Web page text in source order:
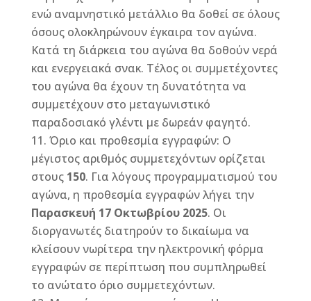
ενώ αναμνηστικό μετάλλιο θα δοθεί σε όλους
όσους ολοκληρώνουν έγκαιρα τον αγώνα.
Κατά τη διάρκεια του αγώνα θα δοθούν νερά
και ενεργειακά σνακ. Τέλος οι συμμετέχοντες
του αγώνα θα έχουν τη δυνατότητα να
συμμετέχουν στο μεταγωνιστικό
παραδοσιακό γλέντι με δωρεάν φαγητό.
Όριο και προθεσμία εγγραφών: Ο
μέγιστος αριθμός συμμετεχόντων ορίζεται
στους 150. Για λόγους προγραμματισμού του
αγώνα, η προθεσμία εγγραφών λήγει την
Παρασκευή 17 Οκτωβρίου 2025. Οι
διοργανωτές διατηρούν το δικαίωμα να
κλείσουν νωρίτερα την ηλεκτρονική φόρμα
εγγραφών σε περίπτωση που συμπληρωθεί
το ανώτατο όριο συμμετεχόντων.